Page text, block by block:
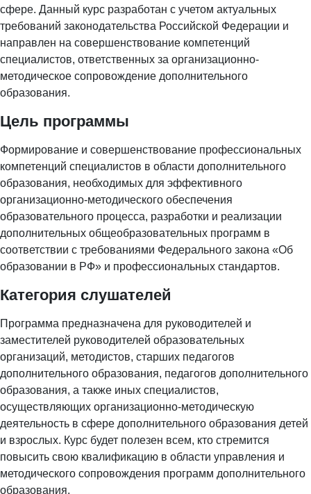
сфере. Данный курс разработан с учетом актуальных
требований законодательства Российской Федерации и
направлен на совершенствование компетенций
специалистов, ответственных за организационно-
методическое сопровождение дополнительного
образования.
Цель программы
Формирование и совершенствование профессиональных
компетенций специалистов в области дополнительного
образования, необходимых для эффективного
организационно-методического обеспечения
образовательного процесса, разработки и реализации
дополнительных общеобразовательных программ в
соответствии с требованиями Федерального закона «Об
образовании в РФ» и профессиональных стандартов.
Категория слушателей
Программа предназначена для руководителей и
заместителей руководителей образовательных
организаций, методистов, старших педагогов
дополнительного образования, педагогов дополнительного
образования, а также иных специалистов,
осуществляющих организационно-методическую
деятельность в сфере дополнительного образования детей
и взрослых. Курс будет полезен всем, кто стремится
повысить свою квалификацию в области управления и
методического сопровождения программ дополнительного
образования.